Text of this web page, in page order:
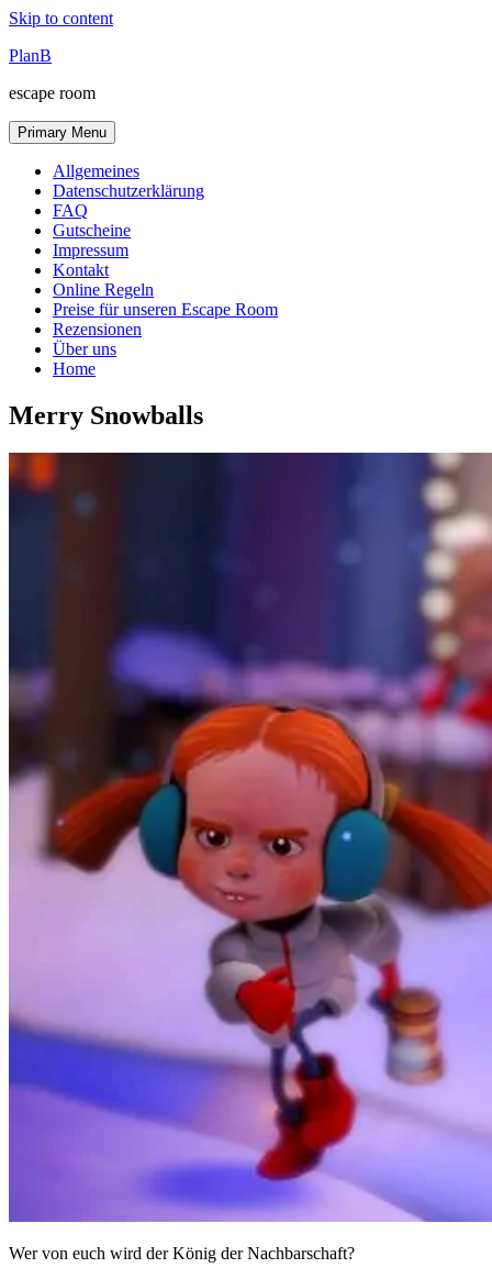
Skip to content
PlanB
escape room
Primary Menu
Allgemeines
Datenschutzerklärung
FAQ
Gutscheine
Impressum
Kontakt
Online Regeln
Preise für unseren Escape Room
Rezensionen
Über uns
Home
Merry Snowballs
Wer von euch wird der König der Nachbarschaft?